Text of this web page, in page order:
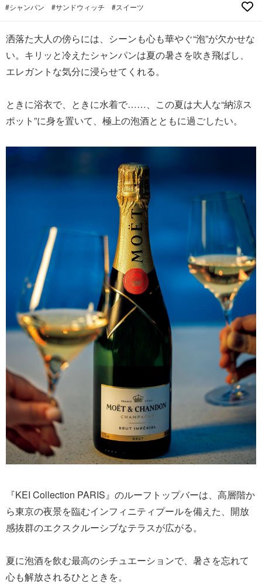
#シャンパン #サンドウィッチ #スイーツ
洒落た大人の傍らには、シーンも心も華やぐ“泡”が欠かせな
い。キリッと冷えたシャンパンは夏の暑さを吹き飛ばし、
エレガントな気分に浸らせてくれる。
ときに浴衣で、ときに水着で……、この夏は大人な“納涼ス
ポット”に身を置いて、極上の泡酒とともに過ごしたい。
『KEI Collection PARIS』のルーフトップバーは、高層階か
ら東京の夜景を臨むインフィニティプールを備えた、開放
感抜群のエクスクルーシブなテラスが広がる。
夏に泡酒を飲む最高のシチュエーションで、暑さを忘れて
心も解放されるひとときを。